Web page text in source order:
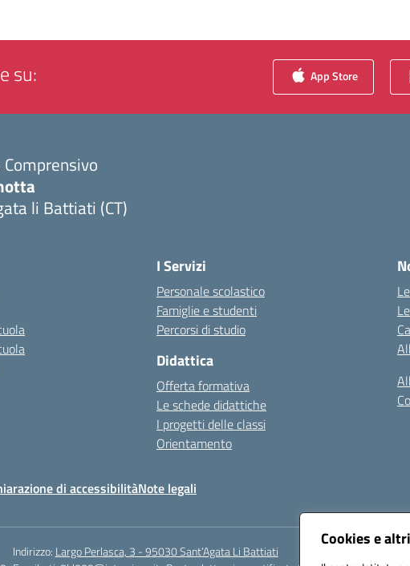
Cookies e
su: App Store
li Battiati (CT)
I Servizi
Personale scolastico
Famiglie e studenti
Percorsi di studio
Didattica
Offerta formativa
Le schede didattiche
I progetti delle classi
Orientamento
di accessibilitàNote legali
Indirizzo: Largo Perlasca, 3 - 95030 Sant’Agata Li Battiati